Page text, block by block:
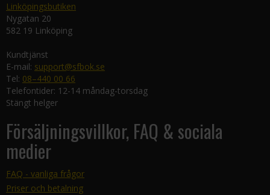
Linköpingsbutiken
Nygatan 20
582 19 Linköping
Kundtjänst
E-mail: support@sfbok.se
Tel: 08–440 00 66
Telefontider: 12-14 måndag-torsdag
Stängt helger
Försäljningsvillkor, FAQ & sociala
medier
FAQ - vanliga frågor
Priser och betalning